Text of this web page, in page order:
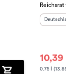
Reichsrat
Deutschland
10,39 €
0.75 l (13.85 €